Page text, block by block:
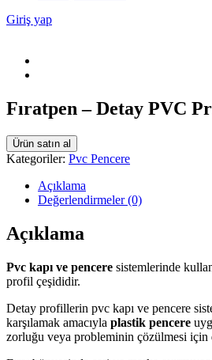
Giriş yap
Fıratpen – Detay PVC
Ürün satın al
Kategoriler: Pvc Pencere
Açıklama
Değerlendirmeler (0)
Açıklama
Pvc kapı ve pencere sistemlerinde
profil çeşididir.
Detay profillerin pvc kapı ve pencere
karşılamak amacıyla plastik pencere
zorluğu veya probleminin çözülmesi için